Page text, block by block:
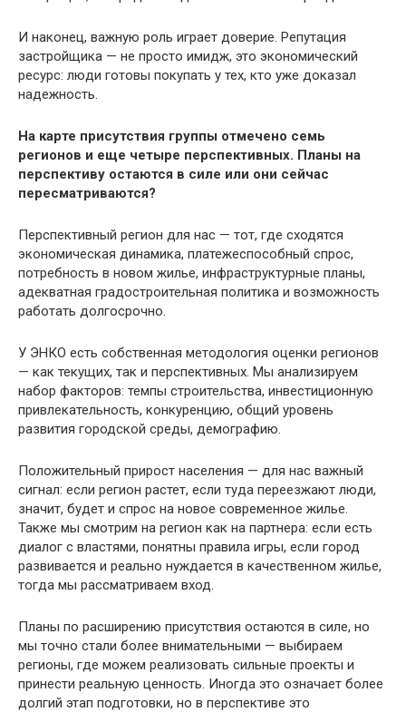
И наконец, важную роль играет доверие. Репутация
застройщика — не просто имидж, это экономический
ресурс: люди готовы покупать у тех, кто уже доказал
надежность.
На карте присутствия группы отмечено семь
регионов и еще четыре перспективных. Планы на
перспективу остаются в силе или они сейчас
пересматриваются?
Перспективный регион для нас — тот, где сходятся
экономическая динамика, платежеспособный спрос,
потребность в новом жилье, инфраструктурные планы,
адекватная градостроительная политика и возможность
работать долгосрочно.
У ЭНКО есть собственная методология оценки регионов
— как текущих, так и перспективных. Мы анализируем
набор факторов: темпы строительства, инвестиционную
привлекательность, конкуренцию, общий уровень
развития городской среды, демографию.
Положительный прирост населения — для нас важный
сигнал: если регион растет, если туда переезжают люди,
значит, будет и спрос на новое современное жилье.
Также мы смотрим на регион как на партнера: если есть
диалог с властями, понятны правила игры, если город
развивается и реально нуждается в качественном жилье,
тогда мы рассматриваем вход.
Планы по расширению присутствия остаются в силе, но
мы точно стали более внимательными — выбираем
регионы, где можем реализовать сильные проекты и
принести реальную ценность. Иногда это означает более
долгий этап подготовки, но в перспективе это